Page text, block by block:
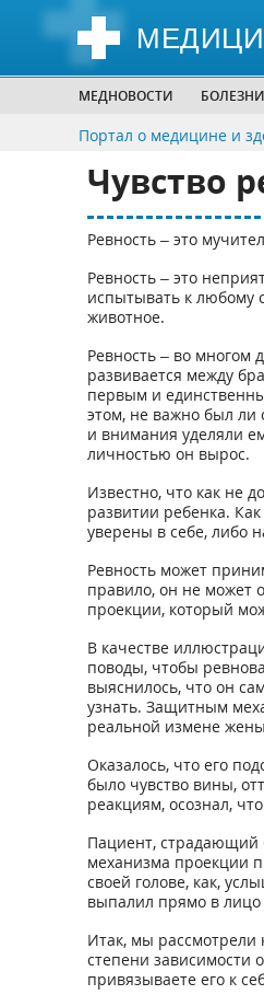
МЕДНОВОСТИ
Портал о медицине и
Чувство
Ревность – это
Ревность – это
испытывать к любому
животное.
Ревность – во многом
развивается между
первым и
этом, не важно был ли
и внимания уделяли
личностью он вырос.
Известно, что как не
развитии ребенка.
уверены в себе, либо
Ревность может
правило, он не может
проекции, который
В качестве
поводы, чтобы
выяснилось, что он
узнать. Защитным
реальной измене
Оказалось, что его
было чувство вины,
реакциям, осознал,
Пациент, страдающий
механизма проекции
своей голове, как,
выпалил прямо в
Итак, мы рассмотрели
степени зависимости
привязываете его к